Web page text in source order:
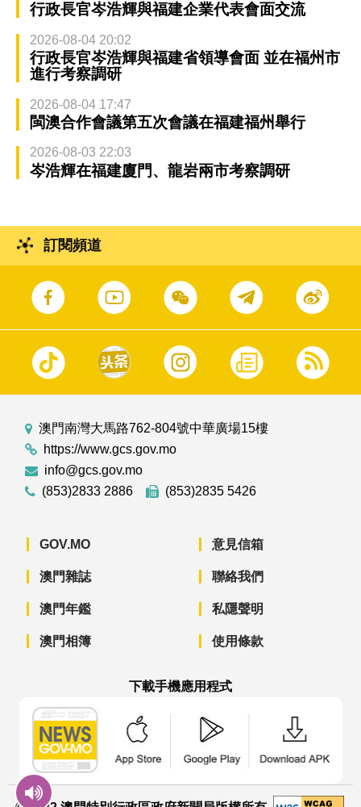
行政長官岑浩輝與福建企業代表會面交流
2026-08-04 20:02
行政長官岑浩輝與福建省領導會面 並在福州市
進行考察調研
2026-08-04 17:47
閩澳合作會議第五次會議在福建福州舉行
2026-08-03 22:03
岑浩輝在福建廈門、龍岩兩市考察調研
訂閱頻道
澳門南灣大馬路762-804號中華廣場15樓
https://www.gcs.gov.mo
info@gcs.gov.mo
(853)2833 2886
(853)2835 5426
GOV.MO
澳門雜誌
澳門年鑑
澳門相簿
意見信箱
聯絡我們
私隱聲明
使用條款
下載手機應用程式